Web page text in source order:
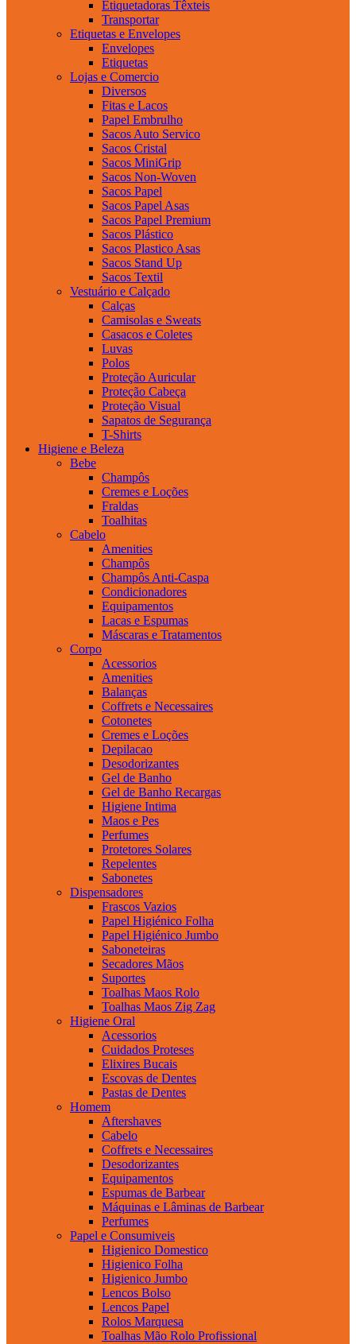
Etiquetadoras Têxteis
Transportar
Etiquetas e Envelopes
Envelopes
Etiquetas
Lojas e Comercio
Diversos
Fitas e Lacos
Papel Embrulho
Sacos Auto Servico
Sacos Cristal
Sacos MiniGrip
Sacos Non-Woven
Sacos Papel
Sacos Papel Asas
Sacos Papel Premium
Sacos Plástico
Sacos Plastico Asas
Sacos Stand Up
Sacos Textil
Vestuário e Calçado
Calças
Camisolas e Sweats
Casacos e Coletes
Luvas
Polos
Proteção Auricular
Proteção Cabeça
Proteção Visual
Sapatos de Segurança
T-Shirts
Higiene e Beleza
Bebe
Champôs
Cremes e Loções
Fraldas
Toalhitas
Cabelo
Amenities
Champôs
Champôs Anti-Caspa
Condicionadores
Equipamentos
Lacas e Espumas
Máscaras e Tratamentos
Corpo
Acessorios
Amenities
Balanças
Coffrets e Necessaires
Cotonetes
Cremes e Loções
Depilacao
Desodorizantes
Gel de Banho
Gel de Banho Recargas
Higiene Intima
Maos e Pes
Perfumes
Protetores Solares
Repelentes
Sabonetes
Dispensadores
Frascos Vazios
Papel Higiénico Folha
Papel Higiénico Jumbo
Saboneteiras
Secadores Mãos
Suportes
Toalhas Maos Rolo
Toalhas Maos Zig Zag
Higiene Oral
Acessorios
Cuidados Proteses
Elixires Bucais
Escovas de Dentes
Pastas de Dentes
Homem
Aftershaves
Cabelo
Coffrets e Necessaires
Desodorizantes
Equipamentos
Espumas de Barbear
Máquinas e Lâminas de Barbear
Perfumes
Papel e Consumiveis
Higienico Domestico
Higienico Folha
Higienico Jumbo
Lencos Bolso
Lencos Papel
Rolos Marquesa
Toalhas Mão Rolo Profissional